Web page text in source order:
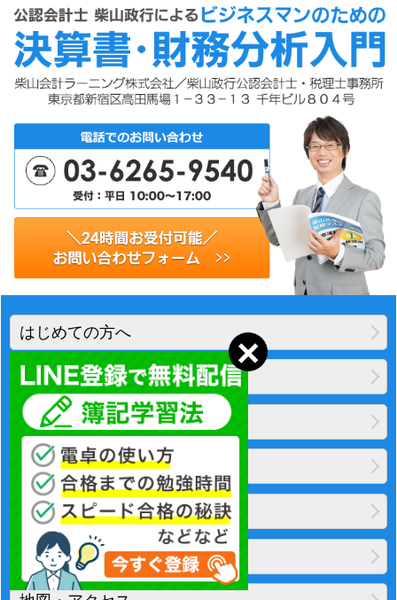
はじめての方へ
経営者の方へ
教材一覧
出版物一覧
無料メールマガジン
簿記検定合格体験記